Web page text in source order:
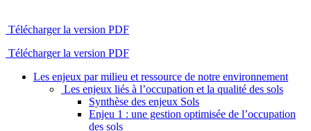
Télécharger la version PDF
Télécharger la version PDF
Les enjeux par milieu et ressource de notre environnement
Les enjeux liés à l’occupation et la qualité des sols
Synthèse des enjeux Sols
Enjeu 1 : une gestion optimisée de l’occupation
des sols